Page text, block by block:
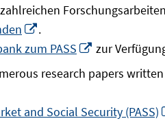
In
neuem
.
zum PASS
In
öffnen
zur
research papers
and Social Security (PASS)